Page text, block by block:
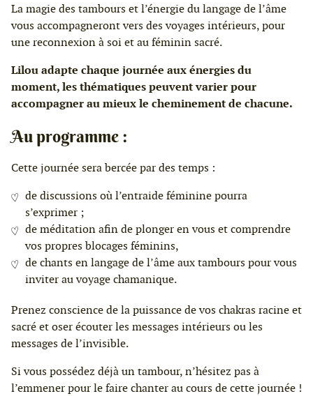
La magie des tambours et l’énergie du langage de l’âme
vous accompagneront vers des voyages intérieurs, pour
une reconnexion à soi et au féminin sacré.
Lilou adapte chaque journée aux énergies du
moment, les thématiques peuvent varier pour
accompagner au mieux le cheminement de chacune.
Au programme :
Cette journée sera bercée par des temps :
de discussions où l’entraide féminine pourra
s’exprimer ;
de méditation afin de plonger en vous et comprendre
vos propres blocages féminins,
de chants en langage de l’âme aux tambours pour vous
inviter au voyage chamanique.
Prenez conscience de la puissance de vos chakras racine et
sacré et oser écouter les messages intérieurs ou les
messages de l’invisible.
Si vous possédez déjà un tambour, n’hésitez pas à
l’emmener pour le faire chanter au cours de cette journée !